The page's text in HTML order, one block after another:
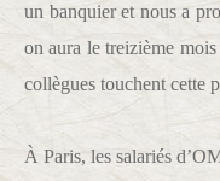
un banquier et nous a
on aura le treizième
collègues touchent cette
À Paris, les salariés